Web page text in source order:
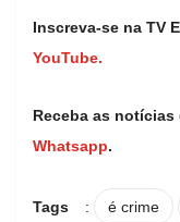
Inscreva-se na TV
YouTube.
Receba as
Whatsapp.
Tags : é crime